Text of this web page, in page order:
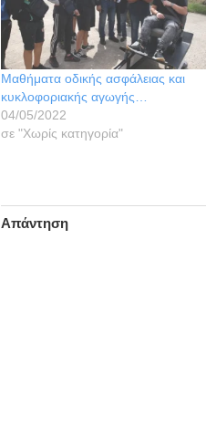
Μαθήματα οδικής ασφάλειας και
κυκλοφοριακής αγωγής…
04/05/2022
σε "Χωρίς κατηγορία"
Απάντηση